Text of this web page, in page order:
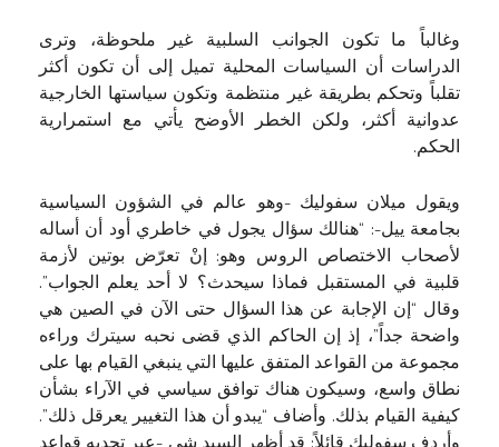
وغالباً ما تكون الجوانب السلبية غير ملحوظة، وترى
الدراسات أن السياسات المحلية تميل إلى أن تكون أكثر
تقلباً وتحكم بطريقة غير منتظمة وتكون سياستها الخارجية
عدوانية أكثر، ولكن الخطر الأوضح يأتي مع استمرارية
الحكم.
ويقول ميلان سفوليك -وهو عالم في الشؤون السياسية
بجامعة ييل-: “هنالك سؤال يجول في خاطري أود أن أساله
لأصحاب الاختصاص الروس وهو: إنْ تعرّض بوتين لأزمة
قلبية في المستقبل فماذا سيحدث؟ لا أحد يعلم الجواب”.
وقال “إن الإجابة عن هذا السؤال حتى الآن في الصين هي
واضحة جداً”، إذ إن الحاكم الذي قضى نحبه سيترك وراءه
مجموعة من القواعد المتفق عليها التي ينبغي القيام بها على
نطاق واسع، وسيكون هناك توافق سياسي في الآراء بشأن
كيفية القيام بذلك. وأضاف “يبدو أن هذا التغيير يعرقل ذلك”.